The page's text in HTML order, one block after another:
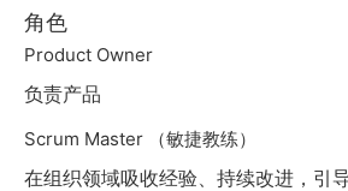
角色
Product Owner
负责产品
Scrum Master （敏捷教练）
在组织领域吸收经验、持续改进，引